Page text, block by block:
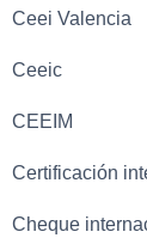
Ceei Valencia
Ceeic
CEEIM
Certificación
Cheque